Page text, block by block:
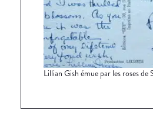
Lillian Gish émue par les roses de